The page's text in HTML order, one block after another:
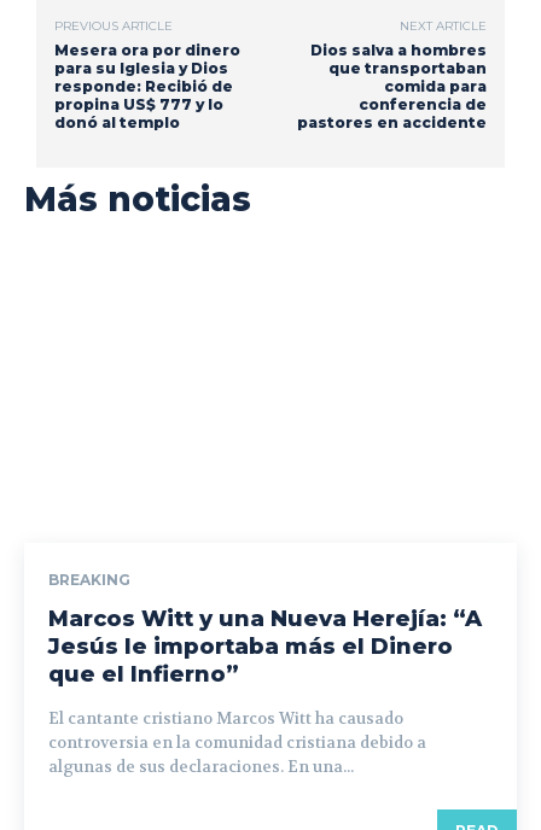
PREVIOUS ARTICLE
Mesera ora por dinero
para su Iglesia y Dios
responde: Recibió de
propina US$ 777 y lo
donó al templo
NEXT ARTICLE
Dios salva a hombres
que transportaban
comida para
conferencia de
pastores en accidente
Más noticias
BREAKING
Marcos Witt y una Nueva Herejía: “A
Jesús le importaba más el Dinero
que el Infierno”
El cantante cristiano Marcos Witt ha causado
controversia en la comunidad cristiana debido a
algunas de sus declaraciones. En una...